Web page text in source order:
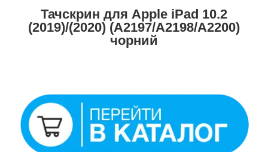
Тачскрин для Apple iPad 10.2
(2019)/(2020) (A2197/A2198/A2200)
чорний